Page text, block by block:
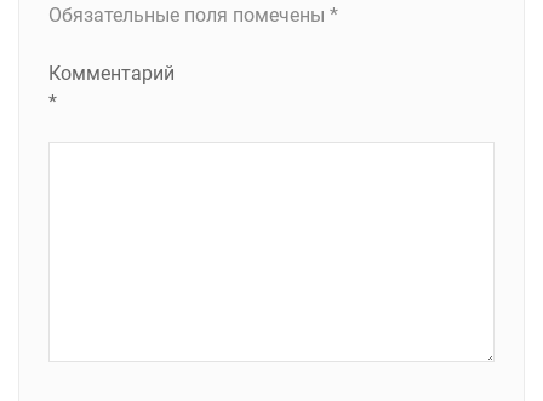
Обязательные поля помечены *
Комментарий
*